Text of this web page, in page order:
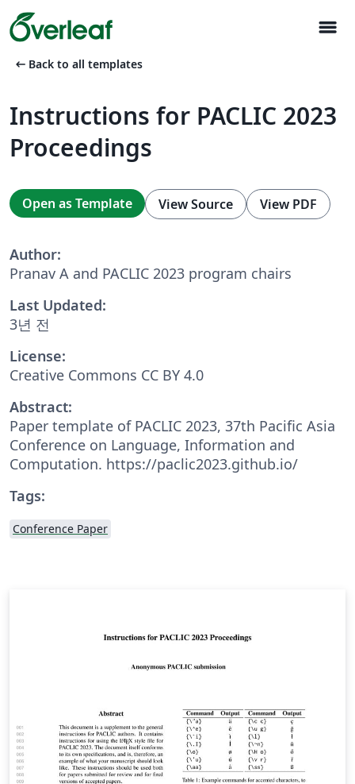
menu
arrow_left_alt Back to all templates
Instructions for PACLIC 2023
Proceedings
Open as Template View Source View PDF
Author:
Pranav A and PACLIC 2023 program chairs
Last Updated:
3년 전
License:
Creative Commons CC BY 4.0
Abstract:
Paper template of PACLIC 2023, 37th Pacific Asia
Conference on Language, Information and
Computation. https://paclic2023.github.io/
Tags:
Conference Paper